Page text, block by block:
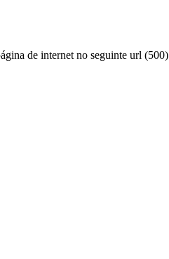
de internet no seguinte url (500)